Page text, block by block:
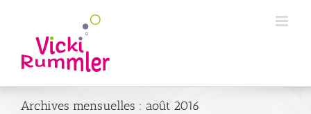
Archives mensuelles : août 2016